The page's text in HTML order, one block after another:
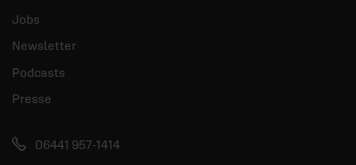
Jobs
Newsletter
Podcasts
Presse
06441 957-1414